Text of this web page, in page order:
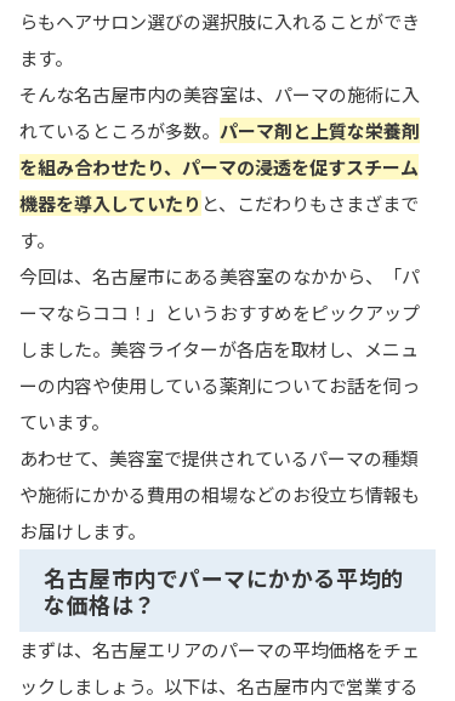
らもヘアサロン選びの選択肢に入れることができ
ます。
そんな名古屋市内の美容室は、パーマの施術に入
れているところが多数。 パーマ剤と上質な栄養剤
を組み合わせたり、パーマの浸透を促すスチーム
機器を導入していたり と、こだわりもさまざまで
す。
今回は、名古屋市にある美容室のなかから、「パ
ーマならココ！」というおすすめをピックアップ
しました。美容ライターが各店を取材し、メニュ
ーの内容や使用している薬剤についてお話を伺っ
ています。
あわせて、美容室で提供されているパーマの種類
や施術にかかる費用の相場などのお役立ち情報も
お届けします。
名古屋市内でパーマにかかる平均的
な価格は？
まずは、名古屋エリアのパーマの平均価格をチェ
ックしましょう。以下は、名古屋市内で営業する